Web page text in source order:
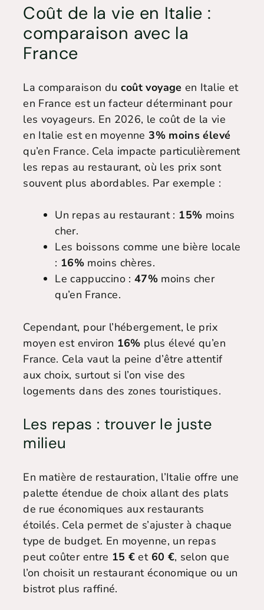
Coût de la vie en Italie :
comparaison avec la
France
La comparaison du coût voyage en Italie et
en France est un facteur déterminant pour
les voyageurs. En 2026, le coût de la vie
en Italie est en moyenne3% moins élevé
qu’en France. Cela impacte particulièrement
les repas au restaurant, où les prix sont
souvent plus abordables. Par exemple :
Un repas au restaurant : 15% moins
cher.
Les boissons comme une bière locale
: 16% moins chères.
Le cappuccino : 47% moins cher
qu’en France.
Cependant, pour l’hébergement, le prix
moyen est environ 16% plus élevé qu’en
France. Cela vaut la peine d’être attentif
aux choix, surtout si l’on vise des
logements dans des zones touristiques.
Les repas : trouver le juste
milieu
En matière de restauration, l’Italie offre une
palette étendue de choix allant des plats
de rue économiques aux restaurants
étoilés. Cela permet de s’ajuster à chaque
type de budget. En moyenne, un repas
peut coûter entre 15 € et 60 €, selon que
l’on choisit un restaurant économique ou un
bistrot plus raffiné.